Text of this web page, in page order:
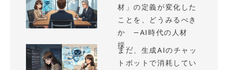
材」の定義が変化した
ことを、どうみるべき
か —AI時代の人材
採...
まだ、生成AIのチャッ
トボットで消耗してい